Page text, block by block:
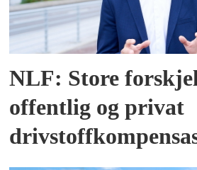
NLF: Store
offentlig og privat